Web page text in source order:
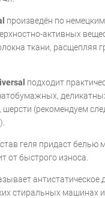
произведён по
активных
ткани, расщепляя
подходит
шерсти (рекомендуем
геля придаст белью
от быстрого износа.
стиральных машинах и